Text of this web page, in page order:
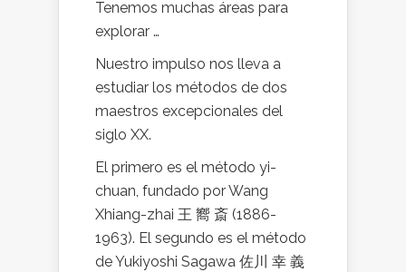
Tenemos muchas áreas para
explorar …
Nuestro impulso nos lleva a
estudiar los métodos de dos
maestros excepcionales del
siglo XX.
El primero es el método yi-
chuan, fundado por Wang
Xhiang-zhai 王 嚮 斎 (1886-
1963). El segundo es el método
de Yukiyoshi Sagawa 佐川 幸 義